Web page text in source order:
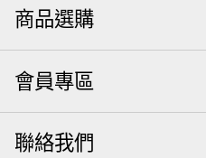
【萬歲牌】每日堅果系列
三角飯糰 icash 元本
可樂果 帆布袋
禮盒 芥末 可樂果 全
杏仁
商品選購
會員專區
聯絡我們